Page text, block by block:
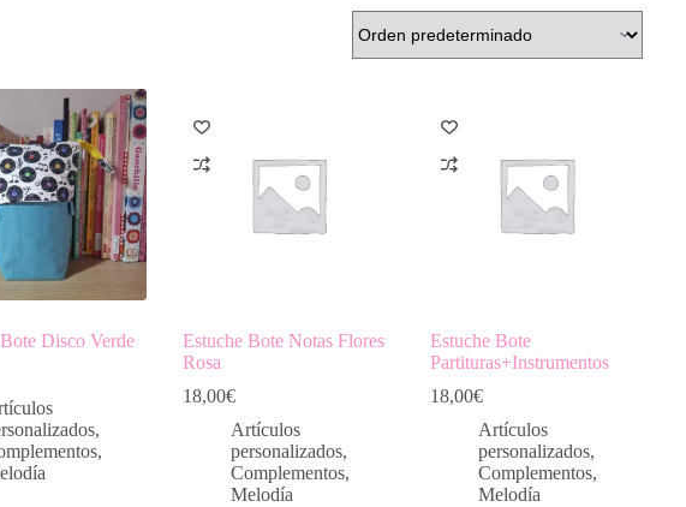
Disco Verde
,
,
Estuche Bote Notas Flores
Rosa
18,00€
Artículos
personalizados,
Complementos,
Melodía
Estuche Bote
Partituras+Instrumentos
18,00€
Artículos
personalizados,
Complementos,
Melodía